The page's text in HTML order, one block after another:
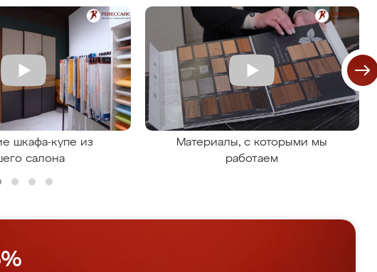
шкафа-купе из
салона
Материалы, с которыми мы
работаем